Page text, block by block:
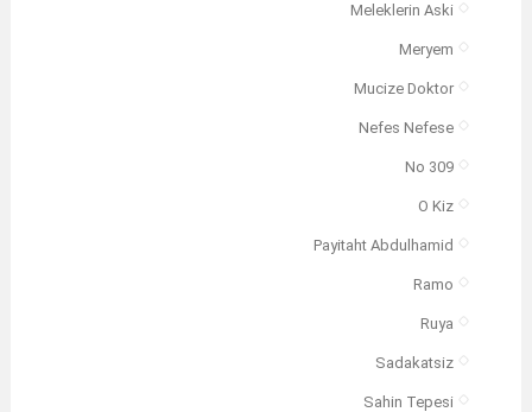
Meleklerin Aski
Meryem
Mucize Doktor
Nefes Nefese
No 309
O Kiz
Payitaht Abdulhamid
Ramo
Ruya
Sadakatsiz
Sahin Tepesi